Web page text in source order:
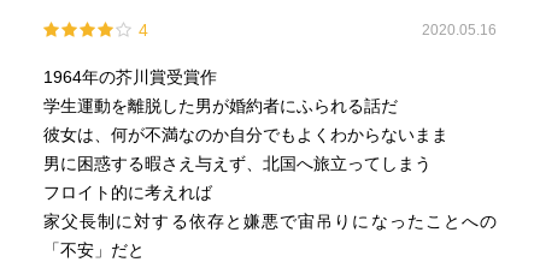
4 2020.05.16
1964年の芥川賞受賞作
学生運動を離脱した男が婚約者にふられる話だ
彼女は、何が不満なのか自分でもよくわからないまま
男に困惑する暇さえ与えず、北国へ旅立ってしまう
フロイト的に考えれば
家父長制に対する依存と嫌悪で宙吊りになったことへの
「不安」だと